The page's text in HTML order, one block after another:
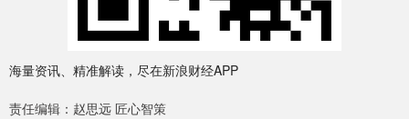
海量资讯、精准解读，尽在新浪财经APP
责任编辑：赵思远 匠心智策